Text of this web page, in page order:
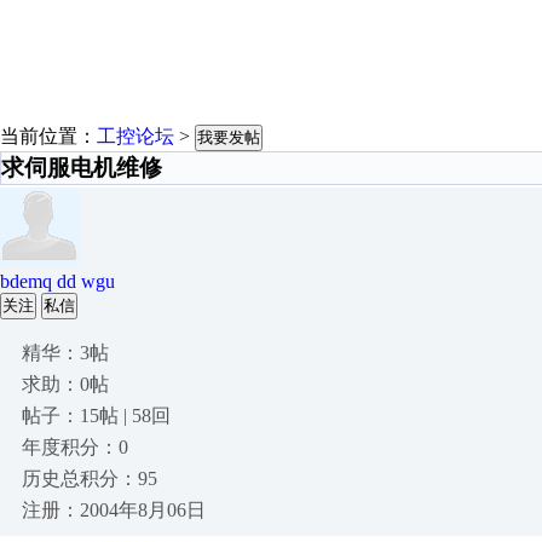
当前位置： 工控论坛 > 我要发帖
求伺服电机维修
bdemq dd wgu
关注 私信
精华：3帖
求助：0帖
帖子：15帖 | 58回
年度积分：0
历史总积分：95
注册：2004年8月06日